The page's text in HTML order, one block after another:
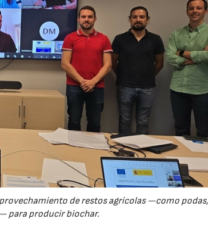
de restos agrícolas —como podas,
para producir biochar.